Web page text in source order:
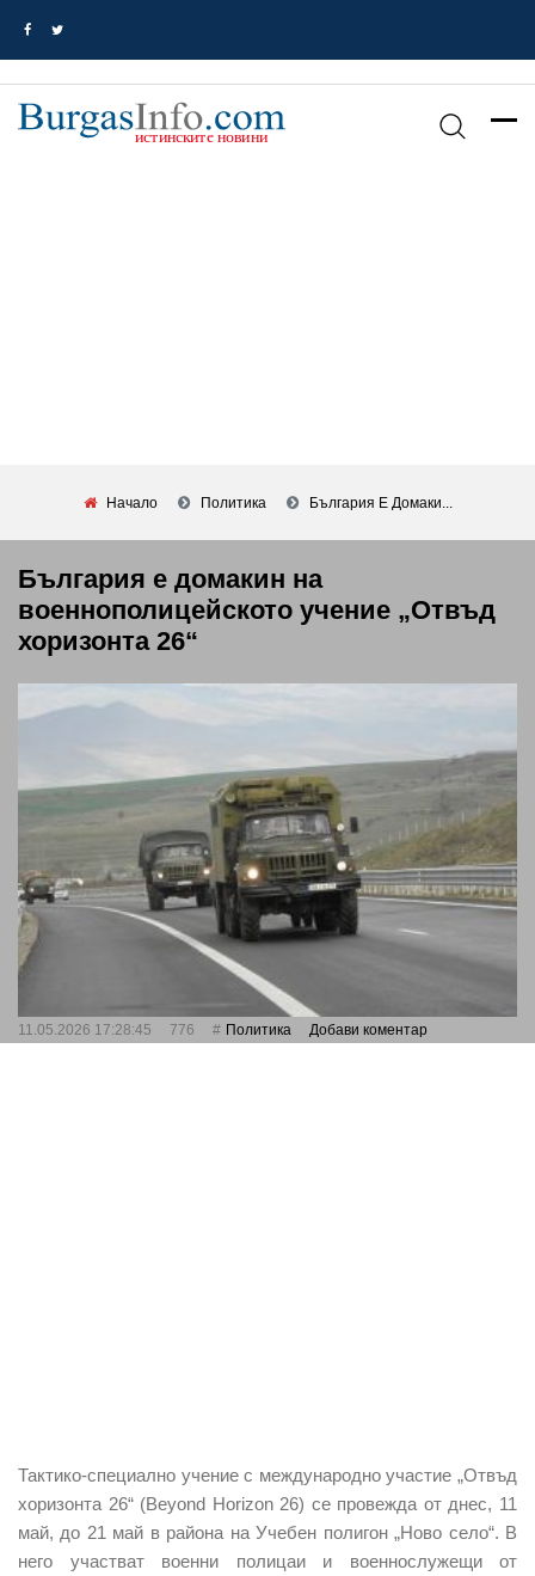
Начало Политика България Е Домаки...
България е домакин на
военнополицейското учение „Отвъд
хоризонта 26“
11.05.2026 17:28:45 776 Политика Добави коментар
Тактико-специално учение с международно участие „Отвъд
хоризонта 26“(Beyond Horizon 26) се провежда от днес, 11
май, до 21 май в района на Учебен полигон „Ново село“. В
него участват военни полицаи и военнослужещи от